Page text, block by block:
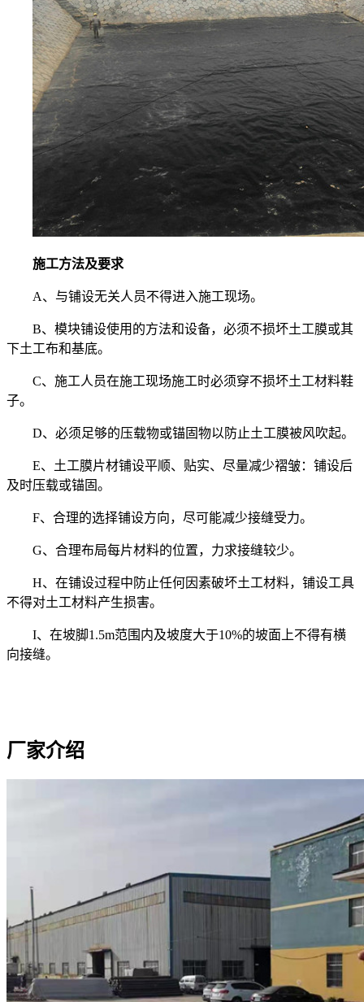
施工方法及要求
A、与铺设无关人员不得进入施工现场。
B、模块铺设使用的方法和设备，必须不损坏土工膜或其
下土工布和基底。
C、施工人员在施工现场施工时必须穿不损坏土工材料鞋
子。
D、必须足够的压载物或锚固物以防止土工膜被风吹起。
E、土工膜片材铺设平顺、贴实、尽量减少褶皱：铺设后
及时压载或锚固。
F、合理的选择铺设方向，尽可能减少接缝受力。
G、合理布局每片材料的位置，力求接缝较少。
H、在铺设过程中防止任何因素破坏土工材料，铺设工具
不得对土工材料产生损害。
I、在坡脚1.5m范围内及坡度大于10%的坡面上不得有横
向接缝。
厂家介绍